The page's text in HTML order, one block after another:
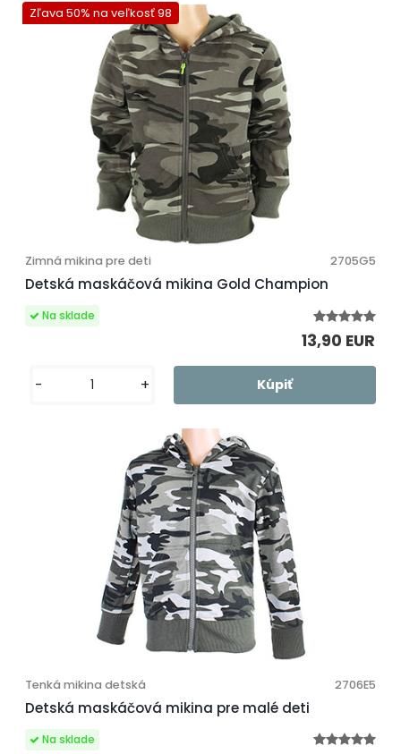
Detská maskáčová mikina Gold Champion
Zimná mikina pre deti 2705G5
13,90 EUR
- +
Zľava 50% na veľkosť 98
Detská maskáčová mikina pre malé deti
Tenká mikina detská 2706E5